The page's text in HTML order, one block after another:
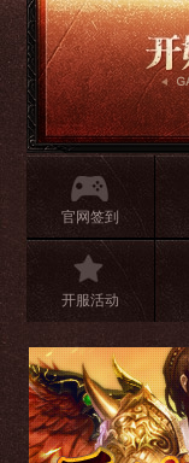
官网签到
开服活动